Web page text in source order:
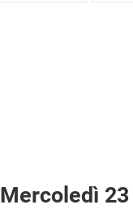
Mercoledì